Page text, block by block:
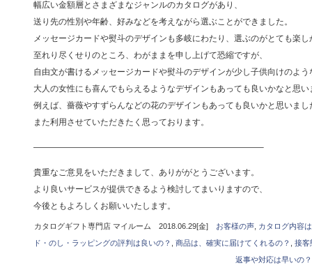
幅広い金額層とさまざまなジャンルのカタログがあり、
送り先の性別や年齢、好みなどを考えながら選ぶことができました。
メッセージカードや熨斗のデザインも多岐にわたり、選ぶのがとても楽し
至れり尽くせりのところ、わがままを申し上げて恐縮ですが、
自由文が書けるメッセージカードや熨斗のデザインが少し子供向けのよう
大人の女性にも喜んでもらえるようなデザインもあっても良いかなと思い
例えば、薔薇やすずらんなどの花のデザインもあっても良いかと思いまし
また利用させていただきたく思っております。
———————————————————————————–
貴重なご意見をいただきまして、ありががとうございます。
より良いサービスが提供できるよう検討してまいりますので、
今後ともよろしくお願いいたします。
カタログギフト専門店 マイルーム 2018.06.29[金] お客様の声, カタログ内容
ド・のし・ラッピングの評判は良いの？
商品は、確実に届けてくれるの？
接客
返事や対応は早いの？